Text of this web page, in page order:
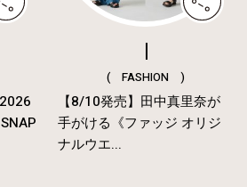
( FASHION )
【8/10発売】田中真里奈が
手がける《ファッジ オリジ
ナルウエ...